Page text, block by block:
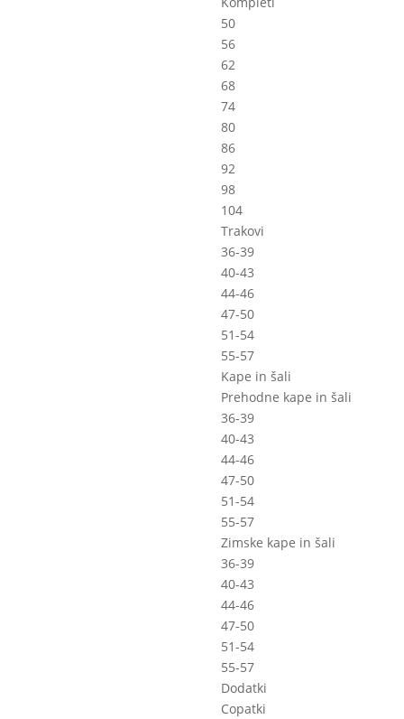
50
56
62
68
74
80
86
92
98
104
Trakovi
36-39
40-43
44-46
47-50
51-54
55-57
Kape in šali
Prehodne kape in šali
36-39
40-43
44-46
47-50
51-54
55-57
Zimske kape in šali
36-39
40-43
44-46
47-50
51-54
55-57
Dodatki
Copatki